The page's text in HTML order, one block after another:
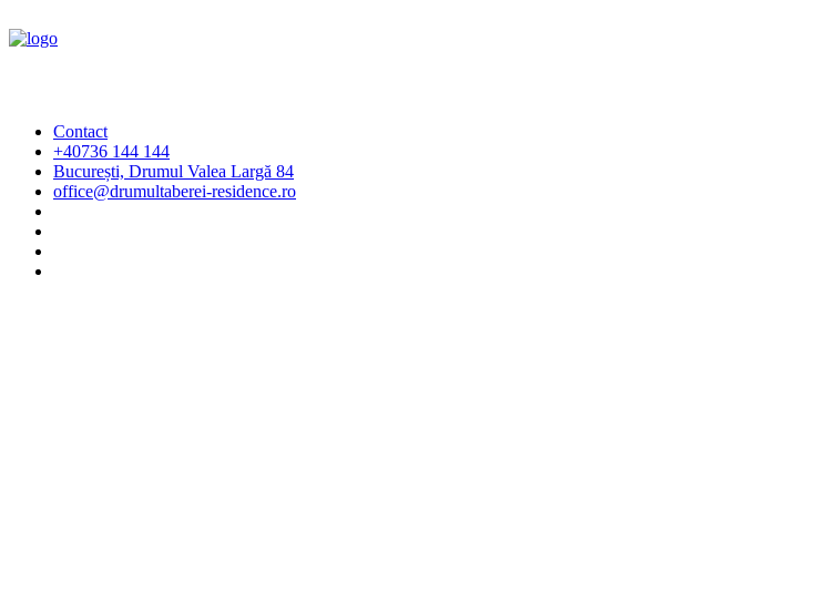
Contact
+40736 144 144
București, Drumul Valea Largă 84
office@drumultaberei-residence.ro